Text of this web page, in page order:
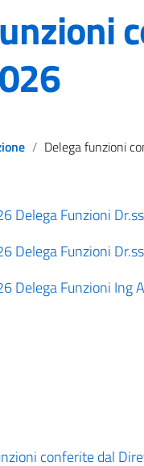
Delega funzioni conferite dal Direttore Generala
Delega Funzioni
Delega Funzioni
Delega Funzioni Ing
conferite dal